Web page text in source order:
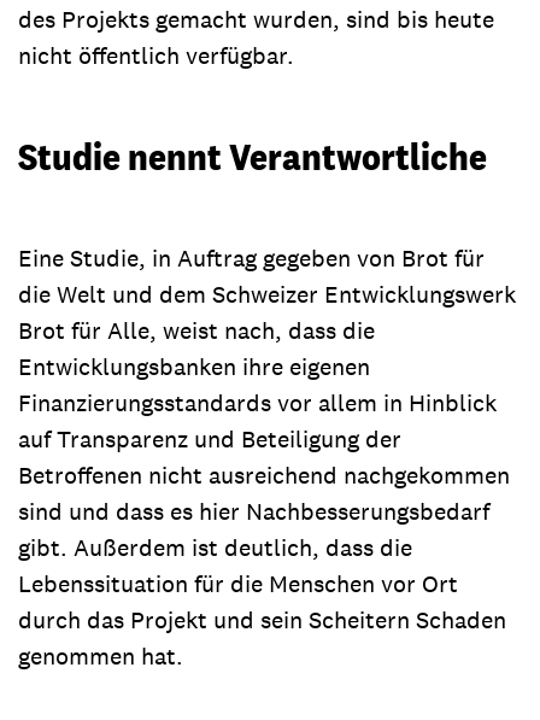
des Projekts gemacht wurden, sind bis heute
nicht öffentlich verfügbar.
Studie nennt Verantwortliche
Eine Studie, in Auftrag gegeben von Brot für
die Welt und dem Schweizer Entwicklungswerk
Brot für Alle, weist nach, dass die
Entwicklungsbanken ihre eigenen
Finanzierungsstandards vor allem in Hinblick
auf Transparenz und Beteiligung der
Betroffenen nicht ausreichend nachgekommen
sind und dass es hier Nachbesserungsbedarf
gibt. Außerdem ist deutlich, dass die
Lebenssituation für die Menschen vor Ort
durch das Projekt und sein Scheitern Schaden
genommen hat.